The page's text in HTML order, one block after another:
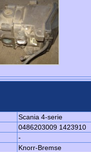
Scania 4-serie
0486203009 1423910
-
Knorr-Bremse